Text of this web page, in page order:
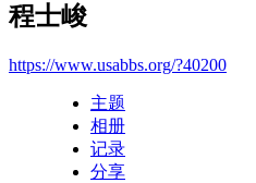
程士峻
https://www.usabbs.org/?40200
主题
相册
记录
分享